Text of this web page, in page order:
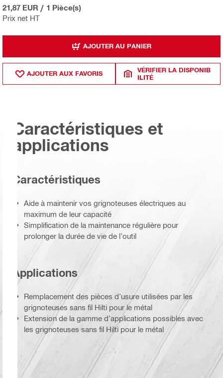
Prix net HT
21,87 EUR / 1 Pièce(s)
AJOUTER AU PANIER
AJOUTER AUX FAVORIS
VÉRIFIER LA DISPONIB
ILITÉ
Caractéristiques et
applications
Caractéristiques
Aide à maintenir vos grignoteuses électriques au
maximum de leur capacité
Simplification de la maintenance régulière pour
prolonger la durée de vie de l’outil
Applications
Remplacement des pièces d’usure utilisées par les
grignoteuses sans fil Hilti pour le métal
Extension de la gamme d’applications possibles avec
les grignoteuses sans fil Hilti pour le métal